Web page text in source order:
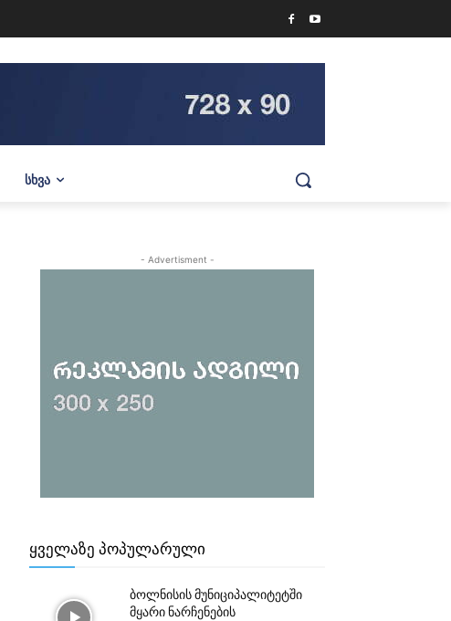
ᲡᲮᲕᲐ
- Advertisment -
ᲧᲕᲔᲚᲐᲖᲔ ᲞᲝᲞᲣᲚᲐᲠᲣᲚᲘ
ბოლნისის მუნიციპალიტეტში
მყარი ნარჩენების